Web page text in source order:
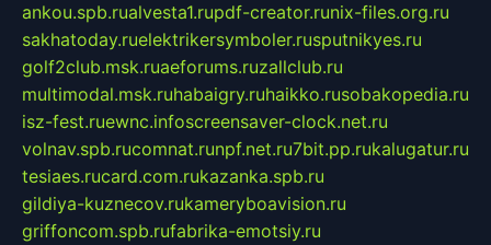
ankou.spb.rualvesta1.rupdf-creator.runix-files.org.ru
sakhatoday.ruelektrikersymboler.rusputnikyes.ru
golf2club.msk.ruaeforums.ruzallclub.ru
multimodal.msk.ruhabaigry.ruhaikko.rusobakopedia.ru
isz-fest.ruewnc.infoscreensaver-clock.net.ru
volnav.spb.rucomnat.runpf.net.ru7bit.pp.rukalugatur.ru
tesiaes.rucard.com.rukazanka.spb.ru
gildiya-kuznecov.rukameryboavision.ru
griffoncom.spb.rufabrika-emotsiy.ru